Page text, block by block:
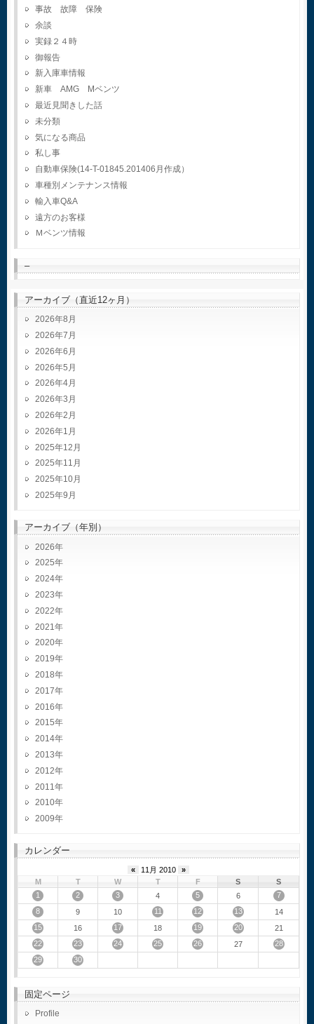
事故 故障 保険
余談
実録２４時
御報告
新入庫車情報
新車 AMG Mベンツ
最近見聞きした話
未分類
気になる商品
私し事
自動車保険(14-T-01845.201406月作成）
車種別メンテナンス情報
輸入車Q&A
遠方のお客様
Ｍベンツ情報
–
アーカイブ（直近12ヶ月）
2026年8月
2026年7月
2026年6月
2026年5月
2026年4月
2026年3月
2026年2月
2026年1月
2025年12月
2025年11月
2025年10月
2025年9月
アーカイブ（年別）
2026
2025
2024
2023
2022
2021
2020
2019
2018
2017
2016
2015
2014
2013
2012
2011
2010
2009
カレンダー
« 11月 2010
»
M
T W T F S
S
1
2 3 4 5 6
7
8
9 10 11 12 13
14
15
16 17 18 19 20
21
22
23 24 25 26 27
28
29
30
固定ページ
Profile